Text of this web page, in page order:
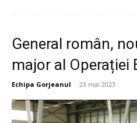
General român,
major al Operației
Echipa Gorjeanul - 23 mai 2023